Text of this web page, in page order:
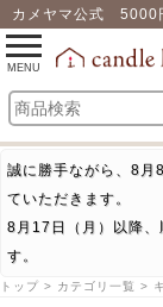
カメヤマ公式 5000
toggle
navigation
MENU
誠に勝手ながら、8月
ていただきます。
8月17日（月）以降、
す。
トップ > カテゴリ一覧 >